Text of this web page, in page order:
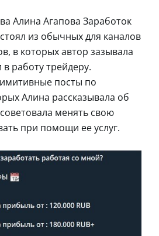
Алина Агапова Заработок
из обычных для каналов
в которых автор зазывала
в работу трейдеру.
посты по
Алина рассказывала об
менять свою
при помощи ее услуг.